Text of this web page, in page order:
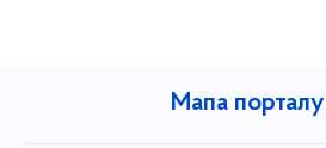
Мапа порталу